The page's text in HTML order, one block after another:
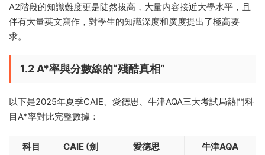
A2階段的知識難度更是陡然拔高，大量内容接近大學水平，且
伴有大量英文寫作，對學生的知識深度和廣度提出了極高要
求。
1.2 A*率與分數線的“殘酷真相”
以下是2025年夏季CAIE、愛德思、牛津AQA三大考試局熱門科
目A*率對比完整數據：
科目
CAIE (劍
愛德思
牛津AQA